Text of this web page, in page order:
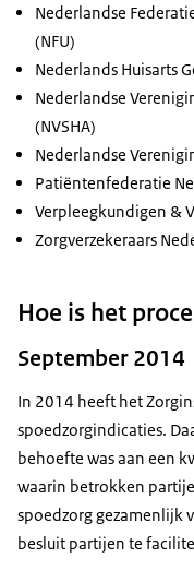
Nederlandse
(NFU)
Nederlands Huisarts
Nederlandse
(NVSHA)
Nederlandse
Patiëntenfederatie
Verpleegkundigen &
Zorgverzekeraars
Hoe is het
September 2014
In 2014 heeft het
spoedzorgindicaties.
behoefte was aan een
waarin betrokken
spoedzorg gezamenlijk
besluit partijen te